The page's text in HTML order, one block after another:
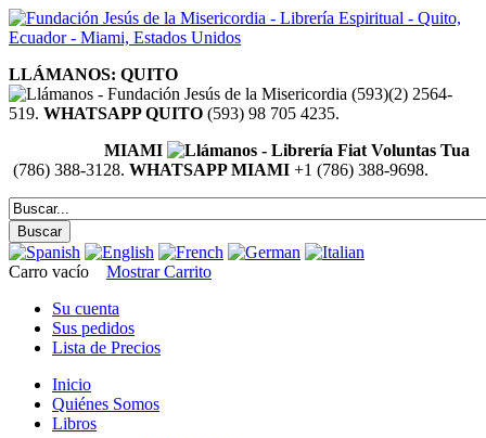
LLÁMANOS: QUITO
(593)(2) 2564-
519. WHATSAPP QUITO (593) 98 705 4235.
MIAMI
(786) 388-3128. WHATSAPP MIAMI +1 (786) 388-9698.
Carro vacío
Mostrar Carrito
Su cuenta
Sus pedidos
Lista de Precios
Inicio
Quiénes Somos
Libros